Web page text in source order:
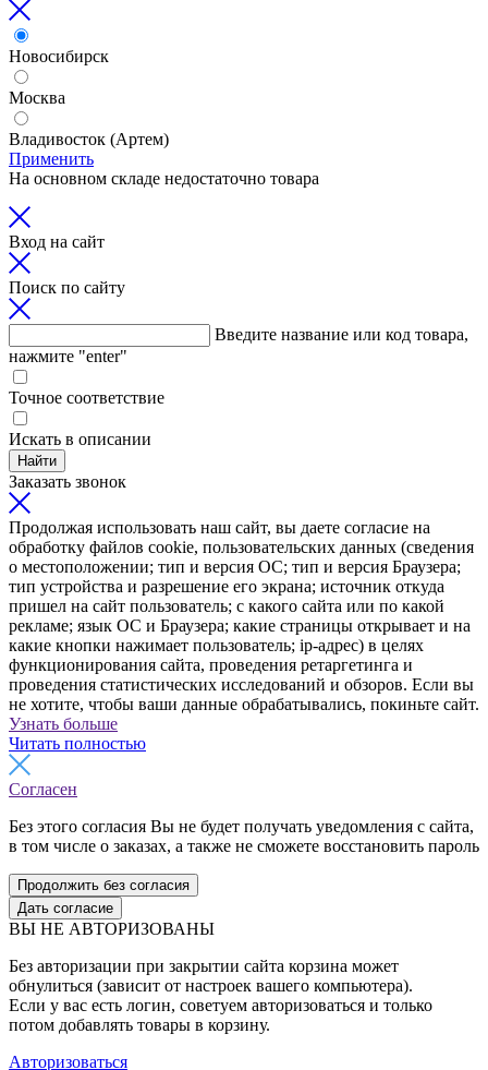
Новосибирск
Москва
Владивосток (Артем)
Применить
На основном складе недостаточно товара
Вход на сайт
Поиск по сайту
Введите название или код товара,
нажмите "enter"
Точное соответствие
Искать в описании
Найти
Заказать звонок
Продолжая использовать наш сайт, вы даете согласие на
обработку файлов cookie, пользовательских данных (сведения
о местоположении; тип и версия ОС; тип и версия Браузера;
тип устройства и разрешение его экрана; источник откуда
пришел на сайт пользователь; с какого сайта или по какой
рекламе; язык ОС и Браузера; какие страницы открывает и на
какие кнопки нажимает пользователь; ip-адрес) в целях
функционирования сайта, проведения ретаргетинга и
проведения статистических исследований и обзоров. Если вы
не хотите, чтобы ваши данные обрабатывались, покиньте сайт.
Узнать больше
Читать полностью
Согласен
Без этого согласия Вы не будет получать уведомления с сайта,
в том числе о заказах, а также не сможете восстановить пароль
Продолжить без согласия
Дать согласие
ВЫ НЕ АВТОРИЗОВАНЫ
Без авторизации при закрытии сайта корзина может
обнулиться (зависит от настроек вашего компьютера).
Если у вас есть логин, советуем авторизоваться и только
потом добавлять товары в корзину.
Авторизоваться